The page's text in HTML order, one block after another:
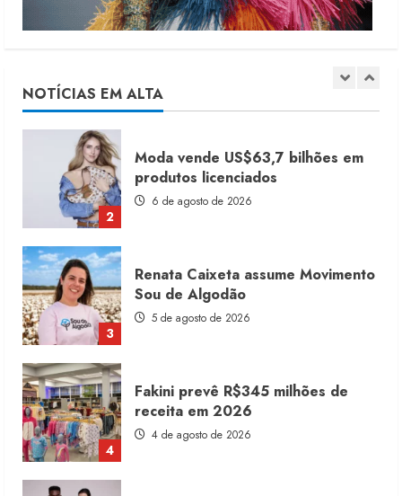
NOTÍCIAS EM ALTA
2
6 de agosto de 2026
3
Renata Caixeta assume Movimento
Sou de Algodão
5 de agosto de 2026
4
Fakini prevê R$345 milhões de
receita em 2026
4 de agosto de 2026
5
Projeto testa passaporte digital na
moda nacional
4 de agosto de 2026